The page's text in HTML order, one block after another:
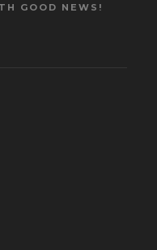
GOOD NEWS!